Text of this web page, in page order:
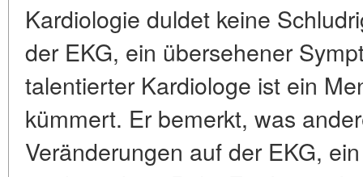
Kardiologie duldet keine
der EKG, ein übersehener
talentierter Kardiologe ist ein
kümmert. Er bemerkt, was
Veränderungen auf der EKG,